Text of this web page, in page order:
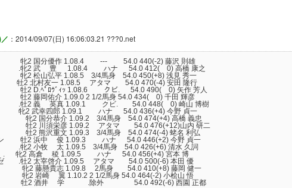
：2014/09/07(日) 16:06:03.21 ???0.net
牝2 国分優作 1.08.4 --- 54.0 440(-2) 藤沢 則雄
ナ .牝2 武 豊 1.08.4 ハナ 54.0 412( 0) 高橋 康之
牝2 松山弘平 1.08.5 3/4馬身 54.0 450(+8) 浅見 秀一
牡2 北村友一 1.08.5 アタマ 54.0 470(-4) 安田 隆行
ン 牡2 D.ﾍﾟﾛｳﾞｨｯ 1.08.6 クビ. 54.0 490( 0) 矢作 芳人
2 藤岡佑介 1.09.0 2 1/2馬身 54.0 434( 0) 千田 輝彦
ル .牡2 義 英真 1.09.1 クビ. 54.0 448( 0) 崎山 博樹
. 牝2 武幸四郎 1.09.1 ハナ 54.0 436(+4) 今野 貞一
2 国分恭介 1.09.2 3/4馬身 54.0 474(+4) 高橋 義忠
ト 牡2 川須栄彦 1.09.2 アタマ 54.0 476(+12)山内 研二
牡2 熊沢重文 1.09.3 3/4馬身 54.0 474(-4) 蛯名 利弘
マン 牡2 浜中 俊 1.09.3 ハナ 54.0 446(+2) 今野 貞一
.牝2 小牧 太 1.09.5 3/4馬身 54.0 426(+6) 清水 久詞
_ . 牝2 高倉 稜 1.09.5 ハナ 54.0 456(+4) 宮本 博
ゼ .牡2 太宰啓介 1.09.5 アタマ 54.0 500(-6) 本田 優
2 藤懸貴志 1.09.8 2馬身 54.0 410(+8) 藤岡 健一
牝2 岩崎 翼 1.10.2 2 1/2馬身 54.0 464(-2) 小桧山 悟
. 牡2 酒井 学 .除外 54.0 492(-6) 西園 正都